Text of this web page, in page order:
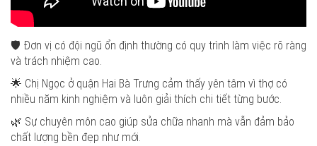
🛡️ Đơn vị có đội ngũ ổn định thường có quy trình làm việc rõ ràng
và trách nhiệm cao.
🌟 Chị Ngọc ở quận Hai Bà Trưng cảm thấy yên tâm vì thợ có
nhiều năm kinh nghiệm và luôn giải thích chi tiết từng bước.
🌿 Sự chuyên môn cao giúp sửa chữa nhanh mà vẫn đảm bảo
chất lượng bền đẹp như mới.